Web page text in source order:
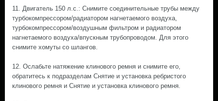
11. Двигатель 150 л.с.: Снимите соединительные трубы между
турбокомпрессором/радиатором нагнетаемого воздуха,
турбокомпрессором/воздушным фильтром и радиатором
нагнетаемого воздуха/впускным трубопроводом. Для этого
снимите хомуты со шлангов.
12. Ослабьте натяжение клинового ремня и снимите его,
обратитесь к подразделам Снятие и установка ребристого
клинового ремня и Снятие и установка клинового ремня.